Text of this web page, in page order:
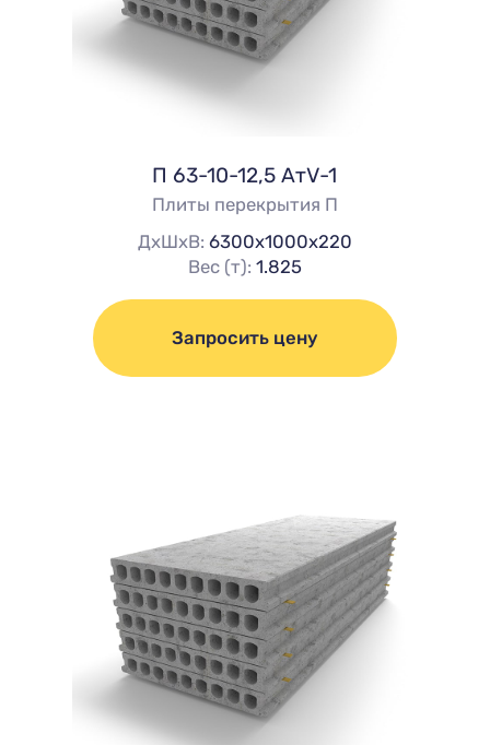
П 63-10-12,5 АтV-1
Плиты перекрытия П
ДхШхВ: 6300х1000х220
Вес (т): 1.825
Запросить цену